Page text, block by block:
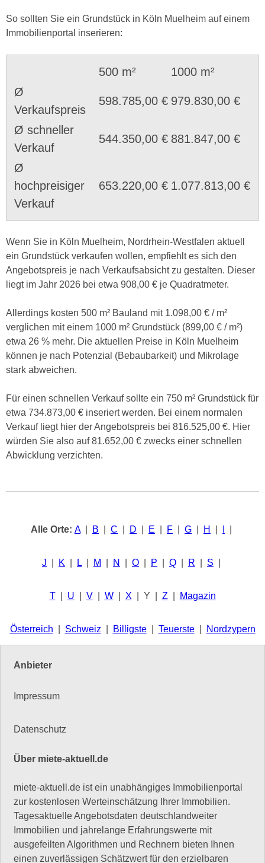
So sollten Sie ein Grundstück in Köln Muelheim auf einem
Immobilienportal inserieren:
500 m²
1000 m²
Ø
Verkaufspreis
598.785,00 € 979.830,00 €
Ø schneller
Verkauf
544.350,00 € 881.847,00 €
Ø
hochpreisiger
Verkauf
653.220,00 € 1.077.813,00 €
Wenn Sie in Köln Muelheim, Nordrhein-Westfalen aktuell
ein Grundstück verkaufen wollen, empfiehlt es sich den
Angebotspreis je nach Verkaufsabsicht zu gestalten. Dieser
liegt im Jahr 2026 bei etwa 908,00 € je Quadratmeter.
Allerdings kosten 500 m² Bauland mit 1.098,00 € / m²
verglichen mit einem 1000 m² Grundstück (899,00 € / m²)
etwa 26 % mehr. Die aktuellen Preise in Köln Muelheim
können je nach Potenzial (Bebaubarkeit) und Mikrolage
stark abweichen.
Für einen schnellen Verkauf sollte ein 750 m² Grundstück für
etwa 734.873,00 € inseriert werden. Bei einem normalen
Verkauf liegt hier der Angebotspreis bei 816.525,00 €. Hier
würden Sie also auf 81.652,00 € zwecks einer schnellen
Abwicklung verzichten.
Alle Orte: A| B C D E F G H
J K L| M N O P Q R S
T| U V| W| X | Y | Z| Magazin
Österreich Schweiz| Billigste| Teuerste| Nordzypern
Anbieter
Impressum
Datenschutz
Über miete-aktuell.de
miete-aktuell.de ist ein unabhängiges Immobilienportal
zur kostenlosen Werteinschätzung Ihrer Immobilien.
Tagesaktuelle Angebotsdaten deutschlandweiter
Immobilien und jahrelange Erfahrungswerte mit
ausgefeilten Algorithmen und Rechnern bieten Ihnen
einen zuverlässigen Schätzwert für den erzielbaren